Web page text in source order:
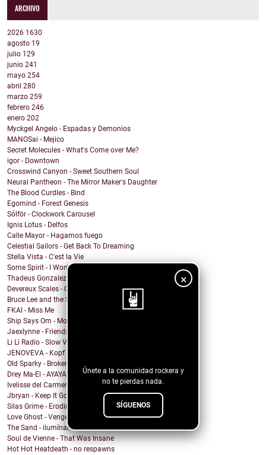
×
Únete a la comunidad rockera y
no te pierdas nada.
SÍGUENOS
ARCHIVO
2026 1630
agosto 19
julio 129
junio 241
mayo 254
abril 280
marzo 259
febrero 246
enero 202
Myckgel Angelo - Espadas y Demonios
MANOSai - Mejico
Secret Molecules - What's Come over Me?
igor - Downtown
Crosswind Canyon - Sweet Southern Soul
Neural Pantheon - The Mirror Maker's Daughter
The Blood Curdles - Bind
Egomind - Forest Genesis
Sólför - Clockwork Carousel
Ignis Lotus - Delfos
Calle Mayor - Hagamos fuego
Celestial Sailors - Get Back To Dreaming
Stella Vista - C'est la Vie
Some Spirit - I Won't Let You Down
Thadeus Gonzalez - Every Heart Beats
Devereux Scales - Close Your Eyes and Sing!
Bruce Lee and the Streetfighters - Lost Your Head
FKAI - Miss Me
Ship Says Om - Mother Director
Jaexlynne - Friends Like You
Li Li Radio - Slow View
JENOVEVA - Kopf auf
Old Sparky - Broken City Blues
Drey Ma-El - AYAYAI
Ivelisse del Carmen - Mi Sangre Baila
Jbryan - Keep It Going
Silas Grime - Eroding Grace
Love Ghost - Vengeance
The Sand - ilumíname
Soul de Vienne - That Was Insane
Hot Hot Heatdeath - no respawns